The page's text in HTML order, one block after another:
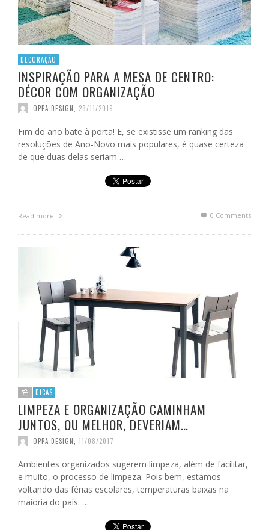
DECORAÇÃO
INSPIRAÇÃO PARA A MESA DE CENTRO:
DÉCOR COM ORGANIZAÇÃO
OPPA DESIGN, 28/11/2019
Fim do ano bate à porta! E, se existisse um ranking das
resoluções de Ano-Novo mais populares, é quase certeza
de que duas delas seriam …
Read more 0 Comments
DICAS
LIMPEZA E ORGANIZAÇÃO CAMINHAM
JUNTOS, OU MELHOR, DEVERIAM…
OPPA DESIGN 11/08/2017
Ambientes organizados sugerem limpeza, além de facilitar,
e muito, o processo de limpeza. Pois bem, estamos
voltando das férias escolares, temperaturas baixas na
maioria do país. …